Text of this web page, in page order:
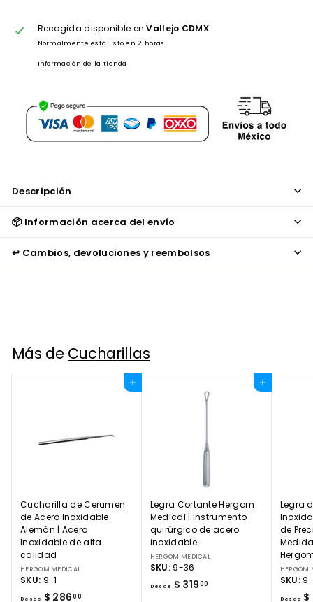
Recogida disponible enVallejo CDMX
Normalmente está listo en 2 horas
Información de la tienda
Descripción
📦 Información acerca del envío
↩️ Cambios, devoluciones y reembolsos
Más de Cucharillas
Agregar al carrito
Cucharilla de Cerumen
de Acero Inoxidable
Alemán | Acero
Inoxidable de alta
calidad
HERGOM MEDICAL
SKU: 9-1
Desde $ 28600D
Agregar al carrito
Legra Cortante Hergom
Medical | Instrumento
quirúrgico de acero
inoxidable
HERGOM MEDICAL
SKU: 9-36
Desde $ 31900
Legra
de
HERGOM
SKU:
Desde $